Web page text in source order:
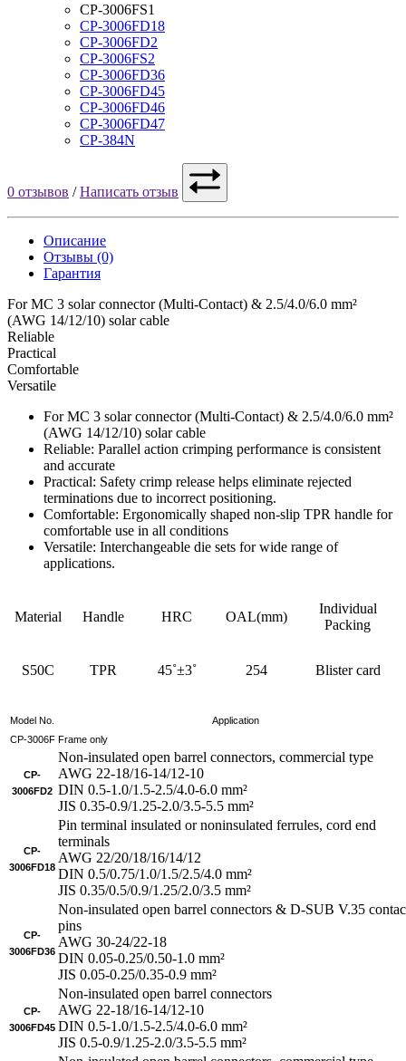
CP-3006FS1
CP-3006FD18
CP-3006FD2
CP-3006FS2
CP-3006FD36
CP-3006FD45
CP-3006FD46
CP-3006FD47
CP-384N
0 отзывов /Написать отзыв
Описание
Отзывы (0)
Гарантия
For MC 3 solar connector (Multi-Contact) & 2.5/4.0/6.0 mm²
(AWG 14/12/10) solar cable
Reliable
Practical
Comfortable
Versatile
For MC 3 solar connector (Multi-Contact) & 2.5/4.0/6.0 mm²
(AWG 14/12/10) solar cable
Reliable: Parallel action crimping performance is consistent
and accurate
Practical: Safety crimp release helps eliminate rejected
terminations due to incorrect positioning.
Comfortable: Ergonomically shaped non-slip TPR handle for
comfortable use in all conditions
Versatile: Interchangeable die sets for wide range of
applications.
Material Handle HRC OAL(mm)
Individual
Packing
S50C TPR 45˚±3˚ 254 Blister card
Model No.
Application
CP-3006F Frame only
CP-
3006FD2
Non-insulated open barrel connectors, commercial type
AWG 22-18/16-14/12-10
DIN 0.5-1.0/1.5-2.5/4.0-6.0 mm²
JIS 0.35-0.9/1.25-2.0/3.5-5.5 mm²
CP-
3006FD18
Pin terminal insulated or noninsulated ferrules, cord end
terminals
AWG 22/20/18/16/14/12
DIN 0.5/0.75/1.0/1.5/2.5/4.0 mm²
JIS 0.35/0.5/0.9/1.25/2.0/3.5 mm²
CP-
3006FD36
Non-insulated open barrel connectors & D-SUB V.35
pins
AWG 30-24/22-18
DIN 0.05-0.25/0.50-1.0 mm²
JIS 0.05-0.25/0.35-0.9 mm²
CP-
3006FD45
Non-insulated open barrel connectors
AWG 22-18/16-14/12-10
DIN 0.5-1.0/1.5-2.5/4.0-6.0 mm²
JIS 0.5-0.9/1.25-2.0/3.5-5.5 mm²